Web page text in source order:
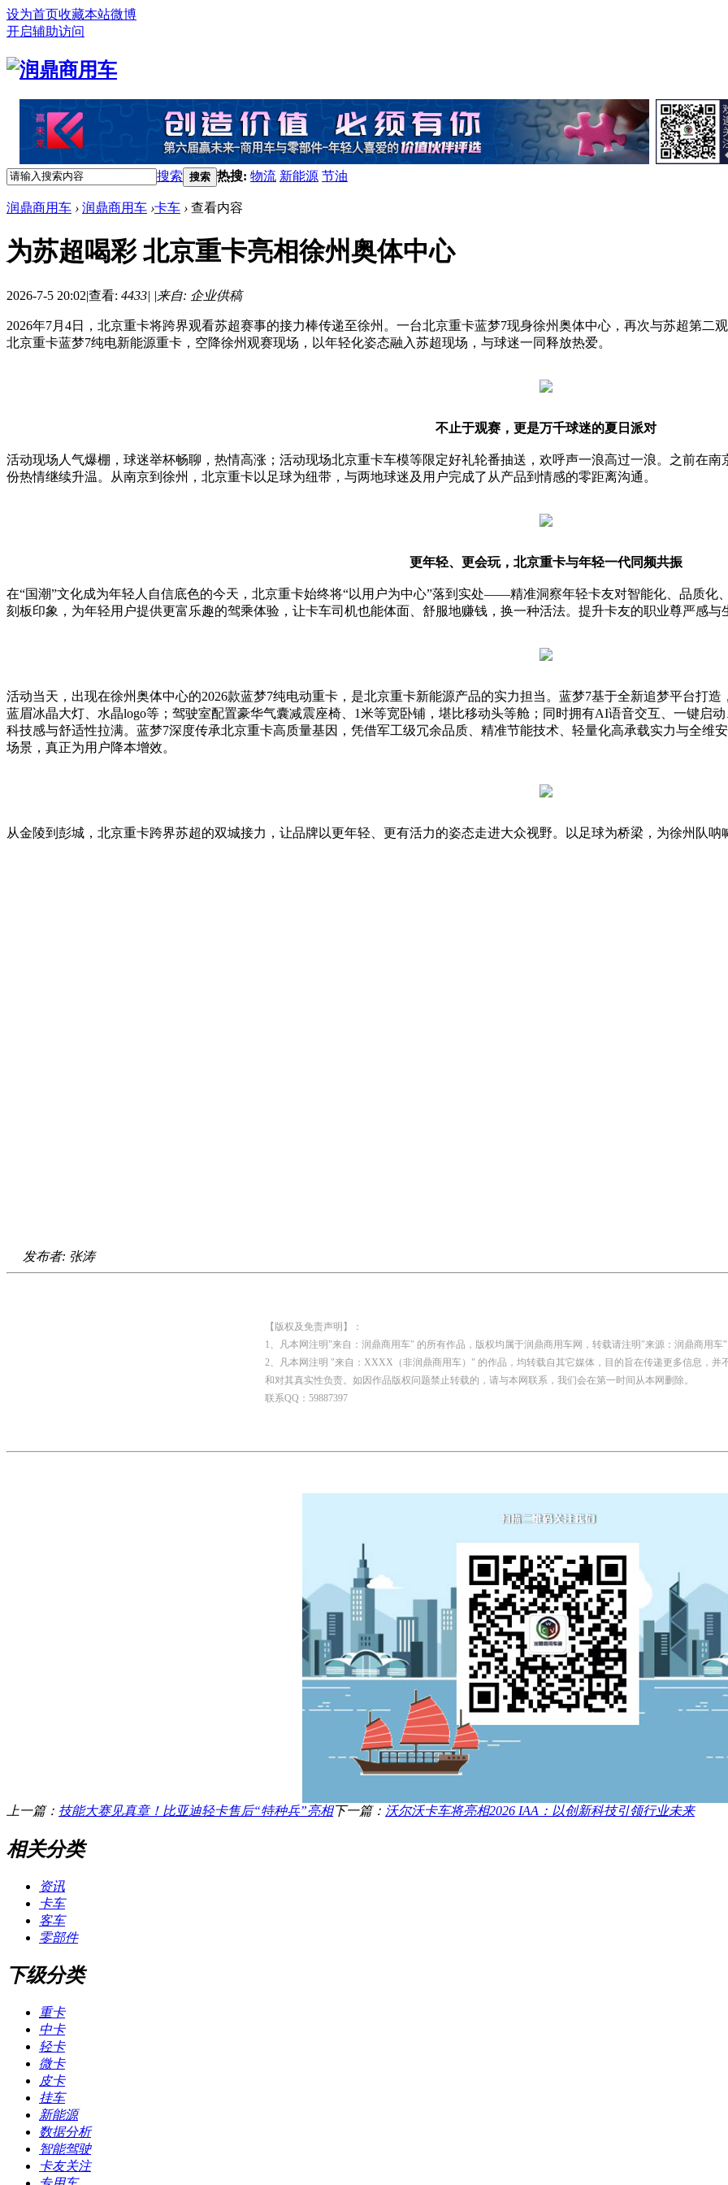
设为首页收藏本站微博
开启辅助访问
搜索 搜索 热搜: 物流 新能源 节油
润鼎商用车 › 润鼎商用车 ›卡车 › 查看内容
为苏超喝彩 北京重卡亮相徐州奥体中心
2026-7-5 20:02|查看: 4433| |来自: 企业供稿
2026年7月4日，北京重卡将跨界观看苏超赛事的接力棒传递至徐州。一台北京重卡蓝梦7现身徐州奥体中心，再次与苏超第二
北京重卡蓝梦7纯电新能源重卡，空降徐州观赛现场，以年轻化姿态融入苏超现场，与球迷一同释放热爱。
不止于观赛，更是万千球迷的夏日派对
活动现场人气爆棚，球迷举杯畅聊，热情高涨；活动现场北京重卡车模等限定好礼轮番抽送，欢呼声一浪高过一浪。之前在
份热情继续升温。从南京到徐州，北京重卡以足球为纽带，与两地球迷及用户完成了从产品到情感的零距离沟通。
更年轻、更会玩，北京重卡与年轻一代同频共振
在“国潮”文化成为年轻人自信底色的今天，北京重卡始终将“以用户为中心”落到实处——精准洞察年轻卡友对智能化、品质化
刻板印象，为年轻用户提供更富乐趣的驾乘体验，让卡车司机也能体面、舒服地赚钱，换一种活法。提升卡友的职业尊严感与
活动当天，出现在徐州奥体中心的2026款蓝梦7纯电动重卡，是北京重卡新能源产品的实力担当。蓝梦7基于全新追梦平台打
蓝眉冰晶大灯、水晶logo等；驾驶室配置豪华气囊减震座椅、1米等宽卧铺，堪比移动头等舱；同时拥有AI语音交互、一键启
科技感与舒适性拉满。蓝梦7深度传承北京重卡高质量基因，凭借军工级冗余品质、精准节能技术、轻量化高承载实力与全维
场景，真正为用户降本增效。
从金陵到彭城，北京重卡跨界苏超的双城接力，让品牌以更年轻、更有活力的姿态走进大众视野。以足球为桥梁，为徐州队呐
发布者: 张涛
【版权及免责声明】：
1、凡本网注明"来自：润鼎商用车" 的所有作品，版权均属于润鼎商用车网，转载请注明"来源：润鼎商用车"
2、凡本网注明 "来自：XXXX（非润鼎商用车）" 的作品，均转载自其它媒体，目的旨在传递更多信息，并
和对其真实性负责。如因作品版权问题禁止转载的，请与本网联系，我们会在第一时间从本网删除。
联系QQ：59887397
上一篇： 技能大赛见真章！比亚迪轻卡售后“特种兵”亮相下一篇： 沃尔沃卡车将亮相2026 IAA：以创新科技引领行业未来
相关分类
资讯
卡车
客车
零部件
下级分类
重卡
中卡
轻卡
微卡
皮卡
挂车
新能源
数据分析
智能驾驶
卡友关注